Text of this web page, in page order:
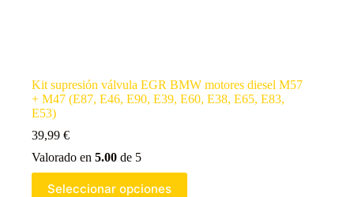
Kit supresión válvula EGR BMW motores diesel M57
+ M47 (E87, E46, E90, E39, E60, E38, E65, E83,
E53)
39,99 €
Valorado en 5.00 de 5
Seleccionar opciones